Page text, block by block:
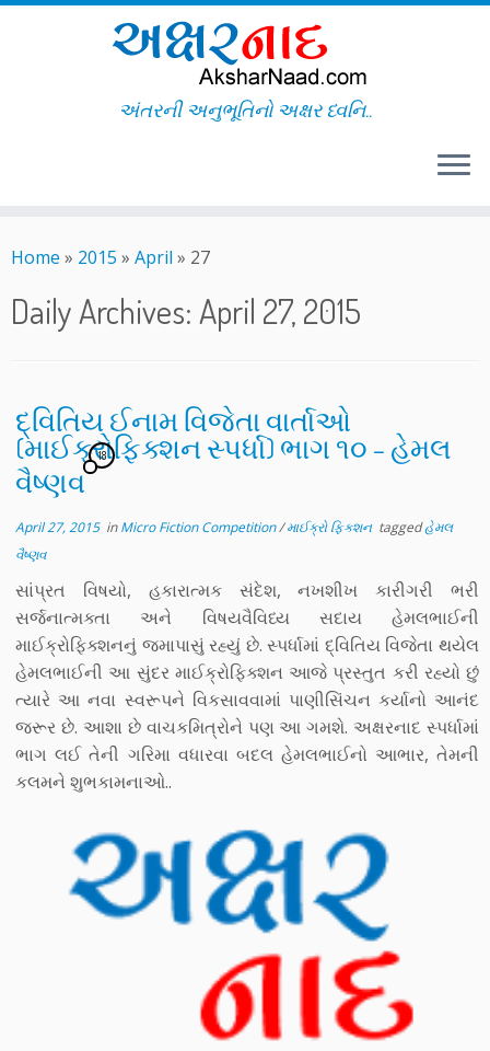
to
અંતરની અનુભૂતિનો અક્ષર ધ્વનિ..
Home » 2015 » April » 27
Daily Archives: April 27, 2015
દ્વિતિય ઈનામ વિજેતા વાર્તાઓ
(માઈક્રોફિક્શન સ્પર્ધા) ભાગ ૧૦ – હેમલ
વૈષ્ણવ
18
April 27, 2015inMicro Fiction Competition/માઈક્રો ફિક્શન taggedહેમલ
વૈષ્ણવ
સાંપ્રત વિષયો, હકારાત્મક સંદેશ, નખશીખ કારીગરી ભરી
સર્જનાત્મક્તા અને વિષયવૈવિધ્ય સદાય હેમલભાઈની
માઈક્રોફિક્શનનું જમાપાસું રહ્યું છે. સ્પર્ધામાં દ્વિતિય વિજેતા થયેલ
હેમલભાઈની આ સુંદર માઈક્રોફિક્શન આજે પ્રસ્તુત કરી રહ્યો છું
ત્યારે આ નવા સ્વરૂપને વિકસાવવામાં પાણીસિંચન કર્યાનો આનંદ
જરૂર છે. આશા છે વાચકમિત્રોને પણ આ ગમશે. અક્ષરનાદ સ્પર્ધામાં
ભાગ લઈ તેની ગરિમા વધારવા બદલ હેમલભાઈનો આભાર, તેમની
કલમને શુભકામનાઓ..